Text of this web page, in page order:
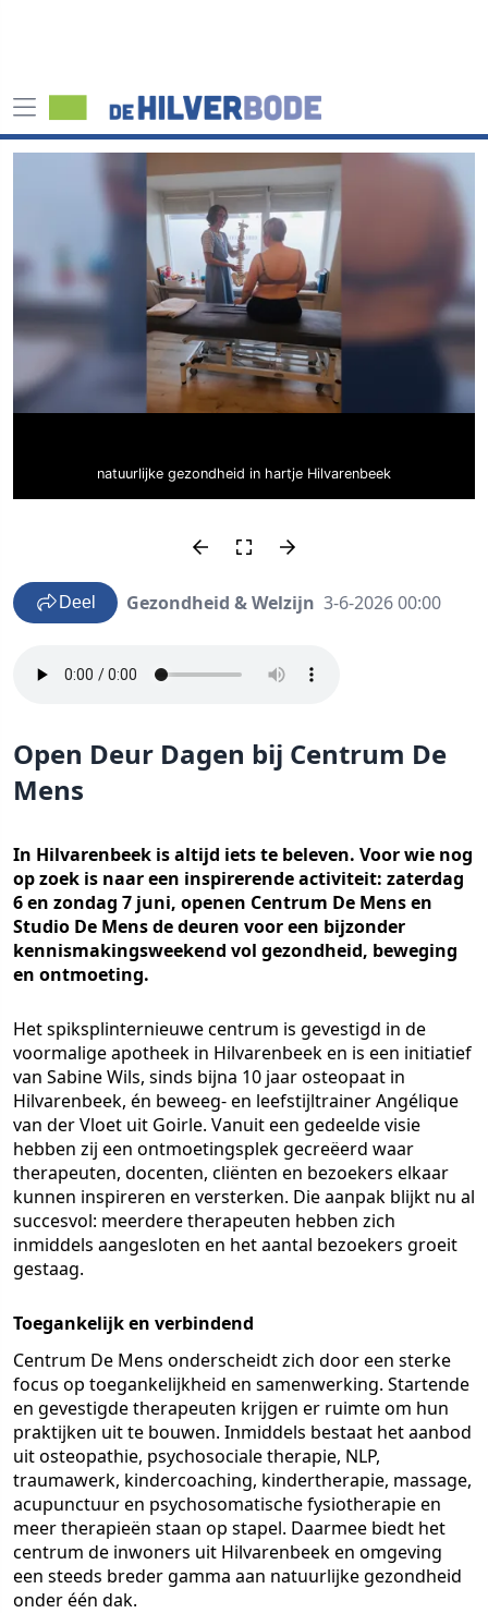
natuurlijke gezondheid in hartje Hilvarenbeek
Deel Gezondheid & Welzijn 3-6-2026 00:00
Open Deur Dagen bij Centrum De
Mens
In Hilvarenbeek is altijd iets te beleven. Voor wie nog
op zoek is naar een inspirerende activiteit: zaterdag
6 en zondag 7 juni, openen Centrum De Mens en
Studio De Mens de deuren voor een bijzonder
kennismakingsweekend vol gezondheid, beweging
en ontmoeting.
Het spiksplinternieuwe centrum is gevestigd in de
voormalige apotheek in Hilvarenbeek en is een initiatief
van Sabine Wils, sinds bijna 10 jaar osteopaat in
Hilvarenbeek, én beweeg- en leefstijltrainer Angélique
van der Vloet uit Goirle. Vanuit een gedeelde visie
hebben zij een ontmoetingsplek gecreëerd waar
therapeuten, docenten, cliënten en bezoekers elkaar
kunnen inspireren en versterken. Die aanpak blijkt nu al
succesvol: meerdere therapeuten hebben zich
inmiddels aangesloten en het aantal bezoekers groeit
gestaag.
Toegankelijk en verbindend
Centrum De Mens onderscheidt zich door een sterke
focus op toegankelijkheid en samenwerking. Startende
en gevestigde therapeuten krijgen er ruimte om hun
praktijken uit te bouwen. Inmiddels bestaat het aanbod
uit osteopathie, psychosociale therapie, NLP,
traumawerk, kindercoaching, kindertherapie, massage,
acupunctuur en psychosomatische fysiotherapie en
meer therapieën staan op stapel. Daarmee biedt het
centrum de inwoners uit Hilvarenbeek en omgeving
een steeds breder gamma aan natuurlijke gezondheid
onder één dak.